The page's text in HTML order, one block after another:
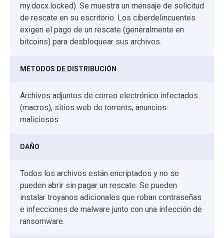
my.docx.locked). Se muestra un mensaje de solicitud
de rescate en su escritorio. Los ciberdelincuentes
exigen el pago de un rescate (generalmente en
bitcoins) para desbloquear sus archivos.
MÉTODOS DE DISTRIBUCIÓN
Archivos adjuntos de correo electrónico infectados
(macros), sitios web de torrents, anuncios
maliciosos.
DAÑO
Todos los archivos están encriptados y no se
pueden abrir sin pagar un rescate. Se pueden
instalar troyanos adicionales que roban contraseñas
e infecciones de malware junto con una infección de
ransomware.